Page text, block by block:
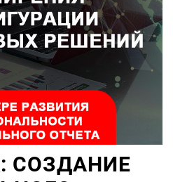
СОЗДАНИЕ